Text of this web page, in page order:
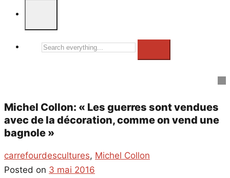
Search
Michel Collon: « Les guerres sont vendues
avec de la décoration, comme on vend une
bagnole »
carrefourdescultures, Michel Collon
Posted on 3 mai 2016